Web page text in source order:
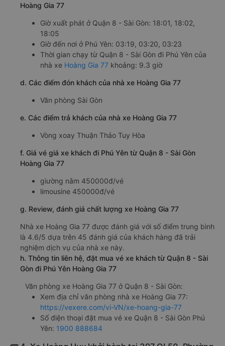
Hoàng Gia 77
Giờ xuất phát ở Quận 8 - Sài Gòn: 18:01, 18:02,
18:05
Giờ đến nơi ở Phú Yên: 03:19, 03:20, 03:23
Thời gian chạy từ Quận 8 - Sài Gòn đi Phú Yên của
nhà xe Hoàng Gia 77 khoảng: 9.3 giờ
d. Các điểm đón khách của nhà xe Hoàng Gia 77
Văn phòng Sài Gòn
e. Các điểm trả khách của nhà xe Hoàng Gia 77
Vòng xoay Thuận Thảo Tuy Hòa
f. Giá vé giá xe khách đi Phú Yên từ Quận 8 - Sài Gòn
Hoàng Gia 77
giường nằm 450000đ/vé
limousine 450000đ/vé
g. Review, đánh giá chất lượng xe Hoàng Gia 77
Nhà xe Hoàng Gia 77 được đánh giá với số điểm trung bình
là 4.6/5 dựa trên 45 đánh giá của khách hàng đã trải
nghiệm dịch vụ của nhà xe này.
h. Thông tin liên hệ, đặt mua vé xe khách từ Quận 8 - Sài
Gòn đi Phú Yên Hoàng Gia 77
Văn phòng xe Hoàng Gia 77 ở Quận 8 - Sài Gòn:
Xem địa chỉ văn phòng nhà xe Hoàng Gia 77:
https://vexere.com/vi-VN/xe-hoang-gia-77
Số điện thoại đặt mua vé xe Quận 8 - Sài Gòn Phú
Yên: 1900 888684